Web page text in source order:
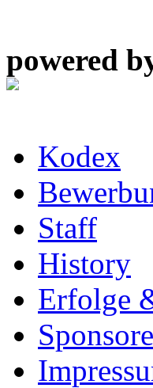
powered
Kodex
Staff
History
Erfolge